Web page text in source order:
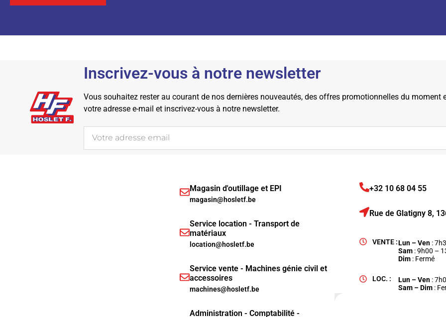
Inscrivez-vous à notre newsletter
Vous souhaitez rester au courant de nos dernières nouveautés, des offres promotionnelles du moment
votre adresse e-mail et inscrivez-vous à notre newsletter.
Magasin d'outillage et EPI
magasin@hosletf.be
Service location - Transport de
matériaux
location@hosletf.be
Service vente - Machines génie civil et
accessoires
machines@hosletf.be
Administration - Comptabilité -
+32 10 68 04 55
Rue de Glatigny 8,
VENTE :Lun – Ven :
Sam : 9h00 –
Dim : Fermé
LOC. : Lun – Ven :
Sam – Dim :